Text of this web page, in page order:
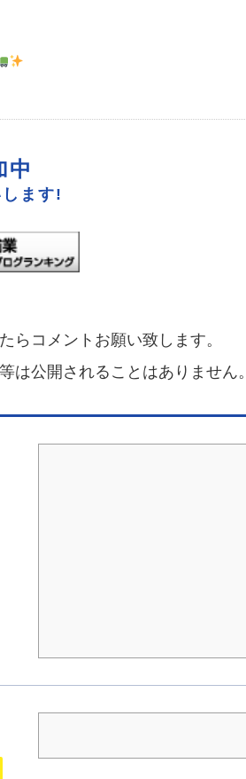
中
ます!
らコメントお願い致します。
は公開されることはありません。